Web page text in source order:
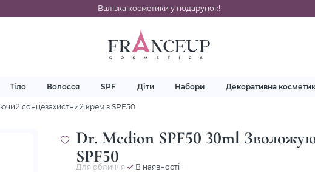
Валізка косметики у подарунок!
Тіло Волосся SPF Діти Набори Декоративна
сонцезахистний крем з SPF50
Dr. Medion SPF50 30ml
SPF50
Для обличчя В наявності